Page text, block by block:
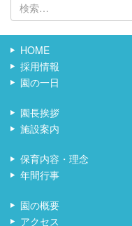
索:
HOME
採用情報
園の一日
園長挨拶
施設案内
保育内容・理念
年間行事
園の概要
アクセス